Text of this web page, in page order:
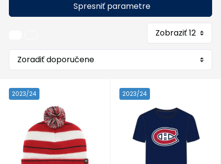
Spresniť parametre
2023/24 2023/24